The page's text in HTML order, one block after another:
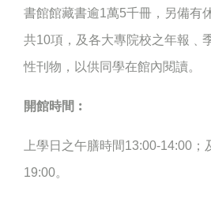
書館館藏書逾1萬5千冊，另備有
共10項，及各大專院校之年報﹑
性刊物，以供同學在館內閱讀。
開館時間︰
上學日之午膳時間13:00-14:00
19:00。